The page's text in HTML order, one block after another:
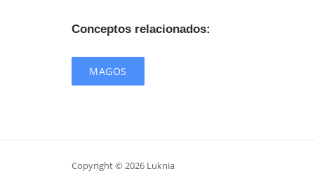
Conceptos relacionados:
MAGOS
Copyright © 2026 Luknia